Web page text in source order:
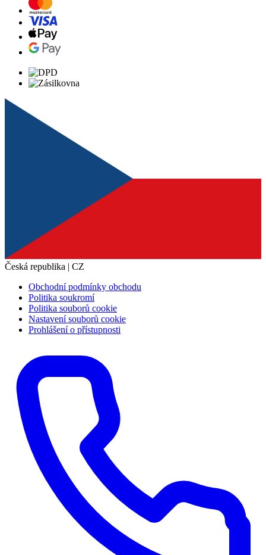
Česká republika | CZ
Obchodní podmínky obchodu
Politika soukromí
Politika souborů cookie
Nastavení souborů cookie
Prohlášení o přístupnosti